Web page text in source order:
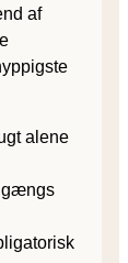
af
alene
gængs